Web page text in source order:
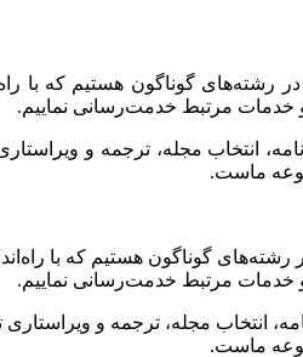
در رشته‌های گوناگون هستیم که
خدمات مرتبط خدمت‌رسانی نماییم.
انتخاب مجله، ترجمه و
ماست.
رشته‌های گوناگون هستیم که با
خدمات مرتبط خدمت‌رسانی نماییم.
انتخاب مجله، ترجمه و
ماست.